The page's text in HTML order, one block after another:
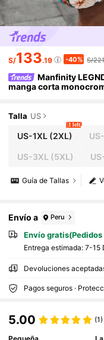
S/133.19 -40% S/
Manfinity
manga corta
Talla US
US-1XL(2XL)
1 left
US-3XL (5XL)
Guía de Tallas
Envío a Peru
Envío
Entrega estimada: 7-15
Devoluciones
Pagos seguros ·
5.00 (1)